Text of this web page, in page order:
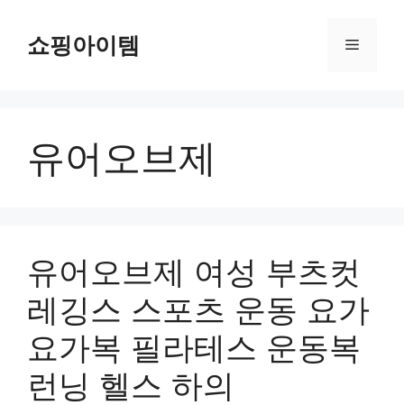
쇼핑아이템 메
유어오브제
유어오브제 여성 부츠컷
레깅스 스포츠 운동 요가
요가복 필라테스 운동복
런닝 헬스 하의